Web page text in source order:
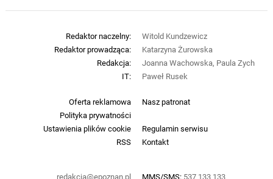
Oferta reklamowa
Nasz patronat
Polityka prywatności
Ustawienia plików cookie
Regulamin serwisu
RSS
Kontakt
redakcja@epoznan.pl MMS/SMS: 537 133 133
Redaktor naczelny:
Witold Kundzewicz
Redaktor prowadząca:
Katarzyna Żurowska
Redakcja:
Joanna Wachowska, Paula Zych
IT:
Paweł Rusek